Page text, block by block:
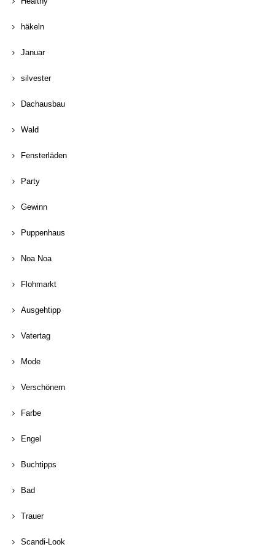
häkeln
Januar
silvester
Dachausbau
Wald
Fensterläden
Party
Gewinn
Puppenhaus
Noa Noa
Flohmarkt
Ausgehtipp
Vatertag
Mode
Verschönern
Farbe
Engel
Buchtipps
Bad
Trauer
Scandi-Look